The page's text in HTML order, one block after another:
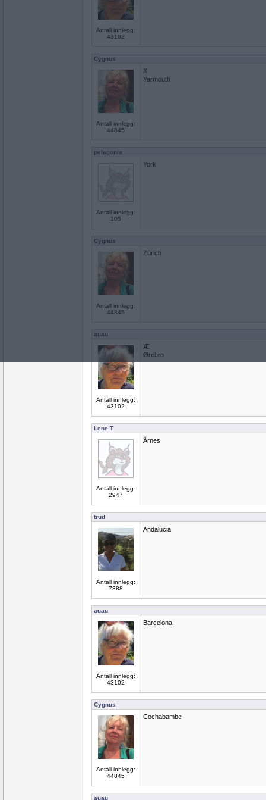
Antall innlegg:
43102
Cygnus
Antall innlegg:
44845
X
Yarmouth
pelagonia
Antall innlegg:
105
York
Cygnus
Antall innlegg:
44845
Zürich
auau
Antall innlegg:
43102
Æ
Ørebro
Lene T
Antall innlegg:
2947
Årnes
trud
Antall innlegg:
7388
Andalucia
auau
Antall innlegg:
43102
Barcelona
Cygnus
Antall innlegg:
44845
Cochabambe
auau